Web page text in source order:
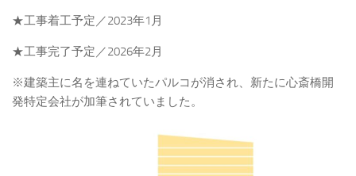
★工事着工予定／2023年1月
★工事完了予定／2026年2月
※建築主に名を連ねていたパルコが消され、新たに心斎橋開
発特定会社が加筆されていました。